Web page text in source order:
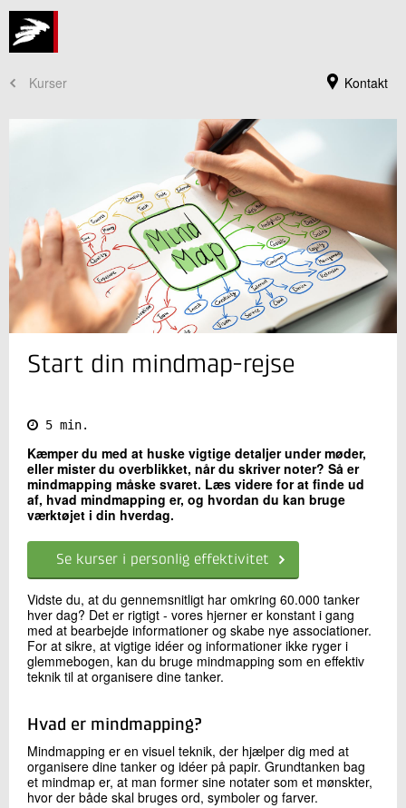
Kontakt
Kurser
+45 72 20 30 00
Kontakt os
Send
Start din mindmap-rejse
5 min.
Kæmper du med at huske vigtige detaljer under møder,
eller mister du overblikket, når du skriver noter? Så er
mindmapping måske svaret. Læs videre for at finde ud
af, hvad mindmapping er, og hvordan du kan bruge
værktøjet i din hverdag.
Se kurser i personlig effektivitet
Vidste du, at du gennemsnitligt har omkring 60.000 tanker
hver dag? Det er rigtigt - vores hjerner er konstant i gang
med at bearbejde informationer og skabe nye associationer.
For at sikre, at vigtige idéer og informationer ikke ryger i
glemmebogen, kan du bruge mindmapping som en effektiv
teknik til at organisere dine tanker.
Hvad er mindmapping?
Mindmapping er en visuel teknik, der hjælper dig med at
organisere dine tanker og idéer på papir. Grundtanken bag
et mindmap er, at man former sine notater som et mønskter,
hvor der både skal bruges ord, symboler og farver.